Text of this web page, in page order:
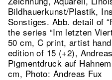
Bildhauerkunst/Plastik,
Sonstiges. Abb. detail of
the series “Im letzten
50 cm, C print, artist
edition of 15 (+2),
Pigmentdruck auf
cm, Photo: Andreas Fux